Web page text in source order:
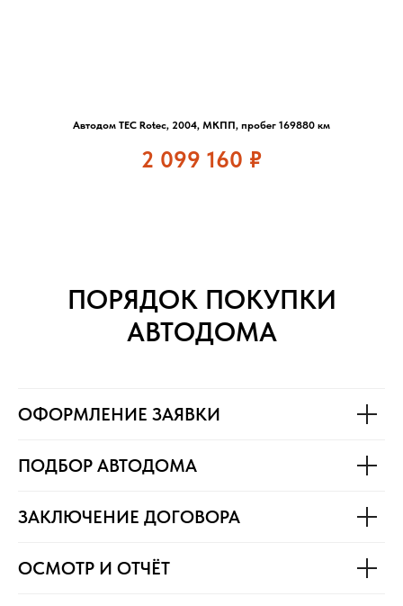
Автодом TEC Rotec, 2004, МКПП, пробег 169880 км
2 099 160 ₽
ПОРЯДОК ПОКУПКИ
АВТОДОМА
ОФОРМЛЕНИЕ ЗАЯВКИ
ПОДБОР АВТОДОМА
ЗАКЛЮЧЕНИЕ ДОГОВОРА
ОСМОТР И ОТЧЁТ